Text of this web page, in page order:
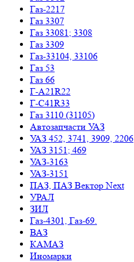
Газ-2217
Газ 3307
Газ 33081; 3308
Газ 3309
Газ-33104, 33106
Газ 53
Газ 66
Г-A21R22
Г-C41R33
Газ 3110 (31105)
Автозапчасти УАЗ
УАЗ 452, 3741, 3909, 2206
УАЗ 3151; 469
УАЗ-3163
УАЗ-3151
ПАЗ, ПАЗ Вектор Next
УРАЛ
ЗИЛ
Газ-4301, Газ-69.
ВАЗ
КАМАЗ
Иномарки